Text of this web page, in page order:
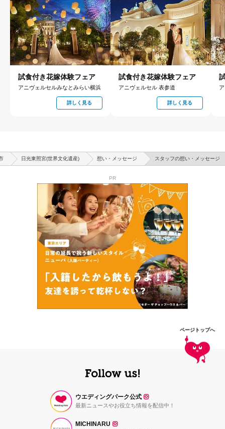
試食付き花嫁体験フェア
アニヴェルセルみなとみらい横浜
詳しく見る
試食付き花嫁体験フェア
アニヴェルセル 表参道
詳しく見る
日光東照宮(世界文化遺産) 想い・メッセージ スタッフの想い・メッセージ
PR
ページトップへ
ウエディングパーク公式
最新ニュースやお役立ち情報を配信中！
MICHINARU